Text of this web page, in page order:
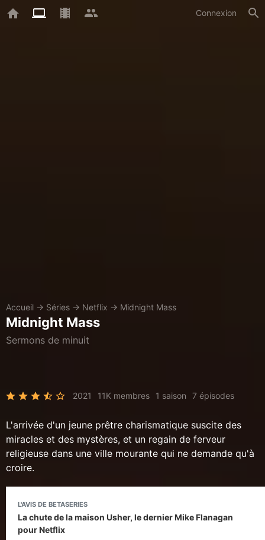
Connexion
Accueil → Séries → Netflix → Midnight Mass
Midnight Mass
Sermons de minuit
2021 11K membres 1 saison 7 épisodes
L'arrivée d'un jeune prêtre charismatique suscite des
miracles et des mystères, et un regain de ferveur
religieuse dans une ville mourante qui ne demande qu'à
croire.
L'AVIS DE BETASERIES
La chute de la maison Usher, le dernier Mike Flanagan
pour Netflix